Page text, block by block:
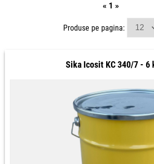
« 1 »
Produse pe pagina:
Sika Icosit KC 340/7 - 6